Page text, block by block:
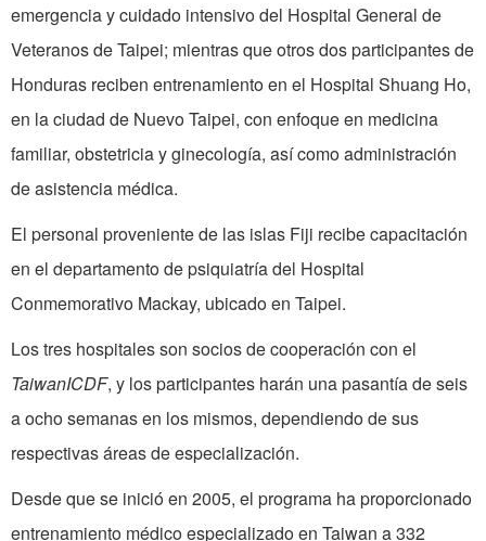
emergencia y cuidado intensivo del Hospital General de
Veteranos de Taipei; mientras que otros dos participantes de
Honduras reciben entrenamiento en el Hospital Shuang Ho,
en la ciudad de Nuevo Taipei, con enfoque en medicina
familiar, obstetricia y ginecología, así como administración
de asistencia médica.
El personal proveniente de las islas Fiji recibe capacitación
en el departamento de psiquiatría del Hospital
Conmemorativo Mackay, ubicado en Taipei.
Los tres hospitales son socios de cooperación con el
TaiwanICDF, y los participantes harán una pasantía de seis
a ocho semanas en los mismos, dependiendo de sus
respectivas áreas de especialización.
Desde que se inició en 2005, el programa ha proporcionado
entrenamiento médico especializado en Taiwan a 332